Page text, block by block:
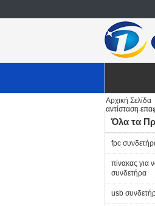
Αρχική
ΕΙΔΗΣΕΙΣ
Αρχική Σελίδα
αντίσταση
Όλα τα
fpc
πίνακας για
συνδετήρα
usb